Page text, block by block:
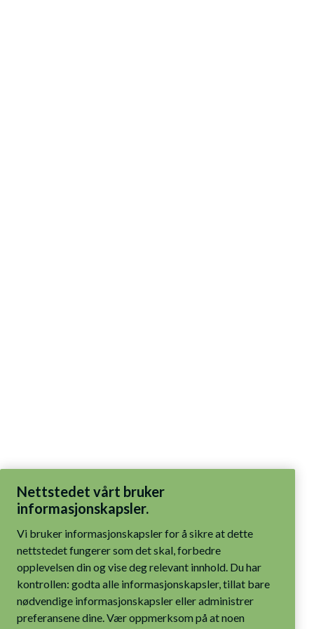
Nettstedet vårt bruker
informasjonskapsler.
nettstedet fungerer som det skal, forbedre
opplevelsen din og vise deg relevant innhold. Du har
kontrollen: godta alle informasjonskapsler, tillat bare
nødvendige informasjonskapsler eller administrer
preferansene dine. Vær oppmerksom på at noen
funksjoner kanskje ikke fungerer som tiltenkt hvis